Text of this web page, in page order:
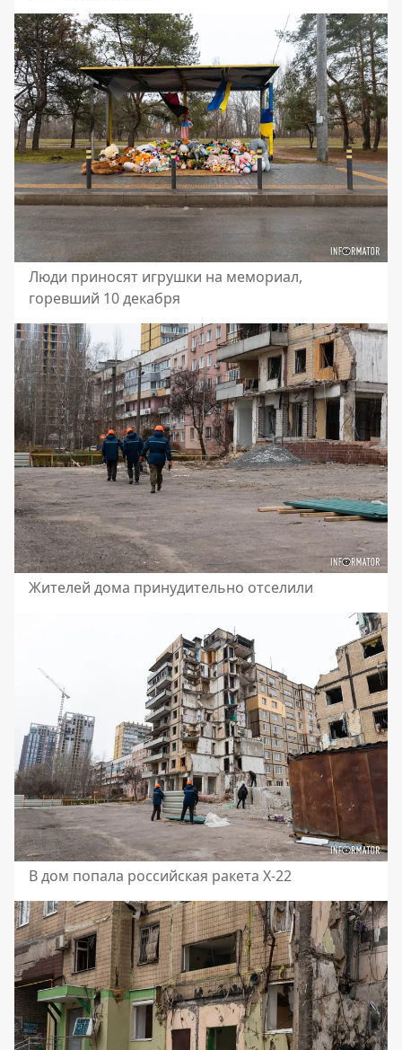
Люди приносят игрушки на мемориал,
горевший 10 декабря
Жителей дома принудительно отселили
В дом попала российская ракета Х-22